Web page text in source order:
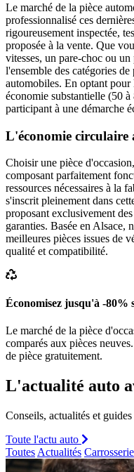
Le marché de la pièce
professionnalisé ces
rigoureusement inspectée,
proposée à la vente. Que
vitesses, un pare-choc ou
l'ensemble des catégories
automobiles. En optant
économie substantielle (50
participant à une démarche
L'économie circulaire
Choisir une pièce
composant parfaitement
ressources nécessaires à la
s'inscrit pleinement dans
proposant exclusivement
garanties. Basée en Alsace,
meilleures pièces issues de
qualité et compatibilité.
Économisez jusqu'à -80%
Le marché de la pièce
comparés aux pièces
de pièce gratuitement.
L'actualité auto
Conseils, actualités et
Toute l'actu auto
Toutes Actualités Carrosserie